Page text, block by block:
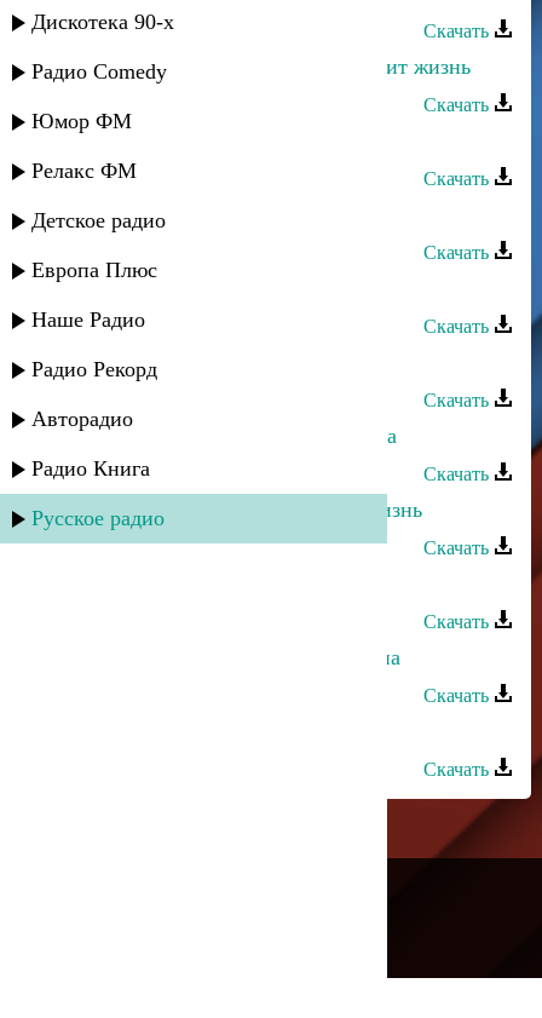
Дискотека 90-х
Радио Comedy
Юмор ФМ
Релакс ФМ
Детское радио
Европа Плюс
Наше Радио
Радио Рекорд
Авторадио
Радио Книга
Русское радио
Скачать
Макка Магомедова - Пусть проходит жизнь
Скачать
Халифат Нугаева - Жизнь моя]
Скачать
Исхак Абдулаев - Жизнь и рай
Скачать
Габибат Буттаева - Жизнь
Скачать
05-й Регион - Жизнь дагестанцев
Скачать
Саният Рамазанова - Жизнь хороша
Скачать
Захар Рафаилов - Я люблю тебя жизнь
Скачать
Скачать
Юнус Мазанаев - Жизнь мимолетна
Скачать
Скачать